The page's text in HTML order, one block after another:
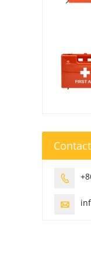
Contact

